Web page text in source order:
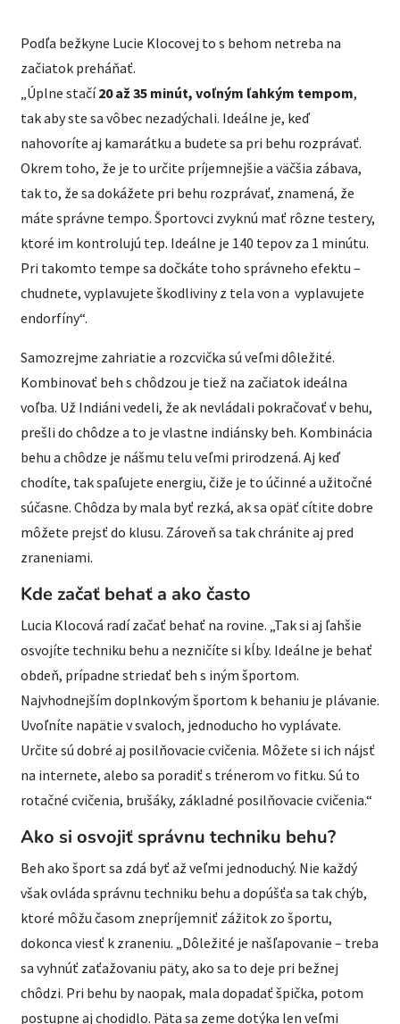
Podľa bežkyne Lucie Klocovej to s behom netreba na
začiatok preháňať.
„Úplne stačí20 až 35 minút, voľným ľahkým tempom,
tak aby ste sa vôbec nezadýchali. Ideálne je, keď
nahovoríte aj kamarátku a budete sa pri behu rozprávať.
Okrem toho, že je to určite príjemnejšie a väčšia zábava,
tak to, že sa dokážete pri behu rozprávať, znamená, že
máte správne tempo. Športovci zvyknú mať rôzne testery,
ktoré im kontrolujú tep. Ideálne je 140 tepov za 1 minútu.
Pri takomto tempe sa dočkáte toho správneho efektu –
chudnete, vyplavujete škodliviny z tela von a vyplavujete
endorfíny“.
Samozrejme zahriatie a rozcvička sú veľmi dôležité.
Kombinovať beh s chôdzou je tiež na začiatok ideálna
voľba. Už Indiáni vedeli, že ak nevládali pokračovať v behu,
prešli do chôdze a to je vlastne indiánsky beh. Kombinácia
behu a chôdze je nášmu telu veľmi prirodzená. Aj keď
chodíte, tak spaľujete energiu, čiže je to účinné a užitočné
súčasne. Chôdza by mala byť rezká, ak sa opäť cítite dobre
môžete prejsť do klusu. Zároveň sa tak chránite aj pred
zraneniami.
Kde začať behať a ako často
Lucia Klocová radí začať behať na rovine. „Tak si aj ľahšie
osvojíte techniku behu a nezničíte si kĺby. Ideálne je behať
obdeň, prípadne striedať beh s iným športom.
Najvhodnejším doplnkovým športom k behaniu je plávanie.
Uvoľníte napätie v svaloch, jednoducho ho vyplávate.
Určite sú dobré aj posilňovacie cvičenia. Môžete si ich nájsť
na internete, alebo sa poradiť s trénerom vo fitku. Sú to
rotačné cvičenia, brušáky, základné posilňovacie cvičenia.“
Ako si osvojiť správnu techniku behu?
Beh ako šport sa zdá byť až veľmi jednoduchý. Nie každý
však ovláda správnu techniku behu a dopúšťa sa tak chýb,
ktoré môžu časom znepríjemniť zážitok zo športu,
dokonca viesť k zraneniu. „Dôležité je našľapovanie – treba
sa vyhnúť zaťažovaniu päty, ako sa to deje pri bežnej
chôdzi. Pri behu by naopak, mala dopadať špička, potom
postupne aj chodidlo. Päta sa zeme dotýka len veľmi